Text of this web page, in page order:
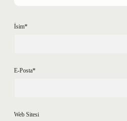
İsim*
E-Posta*
Web Sitesi